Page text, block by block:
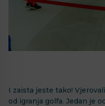
I zaista jeste tako!
od igranja golfa. Jedan je